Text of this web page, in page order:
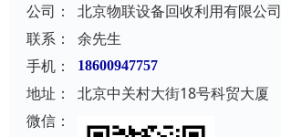
公司：
北京物联设备回收利用有限公司
联系：
余先生
手机：
18600947757
地址：
北京中关村大街18号科贸大厦
微信：